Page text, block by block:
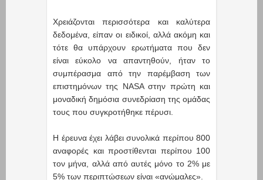
Χρειάζονται περισσότερα και καλύτερα
δεδομένα, είπαν οι ειδικοί, αλλά ακόμη και
τότε θα υπάρχουν ερωτήματα που δεν
είναι εύκολο να απαντηθούν, ήταν το
συμπέρασμα από την παρέμβαση των
επιστημόνων της NASA στην πρώτη και
μοναδική δημόσια συνεδρίαση της ομάδας
τους που συγκροτήθηκε πέρυσι.
Η έρευνα έχει λάβει συνολικά περίπου 800
αναφορές και προστίθενται περίπου 100
τον μήνα, αλλά από αυτές μόνο το 2% με
5% των περιπτώσεων είναι «ανώμαλες».